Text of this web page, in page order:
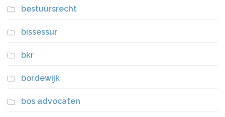
bestuursrecht
bissessur
bkr
bordewijk
bos advocaten